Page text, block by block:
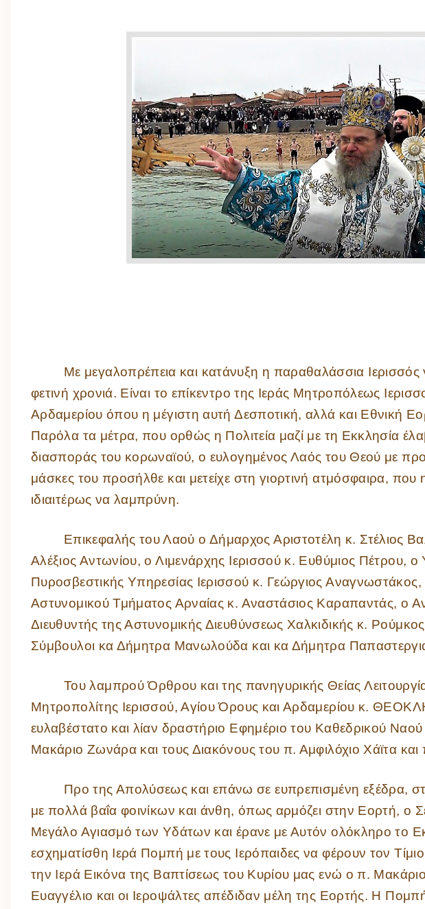
Με μεγαλοπρέπεια και κατάνυξη η παραθαλάσσια Ιερισσός
φετινή χρονιά. Είναι το επίκεντρο της Ιεράς Μητροπόλεως
Αρδαμερίου όπου η μέγιστη αυτή Δεσποτική, αλλά και Εθνική
Παρόλα τα μέτρα, που ορθώς η Πολιτεία μαζί με τη Εκκλησία
διασποράς του κορωναϊού, ο ευλογημένος Λαός του Θεού με
μάσκες του προσήλθε και μετείχε στη γιορτινή ατμόσφαιρα, που
ιδιαιτέρως να λαμπρύνη.
Επικεφαλής του Λαού ο Δήμαρχος Αριστοτέλη κ. Στέλιος
Αλέξιος Αντωνίου, ο Λιμενάρχης Ιερισσού κ. Ευθύμιος Πέτρου, ο
Πυροσβεστικής Υπηρεσίας Ιερισσού κ. Γεώργιος Αναγνωστάκος,
Αστυνομικού Τμήματος Αρναίας κ. Αναστάσιος Καραπαντάς, ο
Διευθυντής της Αστυνομικής Διευθύνσεως Χαλκιδικής κ.
Σύμβουλοι κα Δήμητρα Μανωλούδα και κα Δήμητρα
Του λαμπρού Όρθρου και της πανηγυρικής Θείας
Μητροπολίτης Ιερισσού, Αγίου Όρους και Αρδαμερίου κ.
ευλαβέστατο και λίαν δραστήριο Εφημέριο του Καθεδρικού
Μακάριο Ζωνάρα και τους Διακόνους του π. Αμφιλόχιο Χάϊτα
Προ της Απολύσεως και επάνω σε ευπρεπισμένη εξέδρα,
με πολλά βαΐα φοινίκων και άνθη, όπως αρμόζει στην Εορτή, ο
Μεγάλο Αγιασμό των Υδάτων και έρανε με Αυτόν ολόκληρο το
εσχηματίσθη Ιερά Πομπή με τους Ιερόπαιδες να φέρουν τον
την Ιερά Εικόνα της Βαπτίσεως του Κυρίου μας ενώ ο π.
Ευαγγέλιο και οι Ιεροψάλτες απέδιδαν μέλη της Εορτής. Η